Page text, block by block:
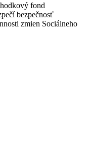
fond
bezpečnosť
zmien Sociálneho